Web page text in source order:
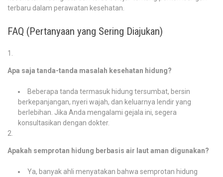
terbaru dalam perawatan kesehatan.
FAQ (Pertanyaan yang Sering Diajukan)
Apa saja tanda-tanda masalah kesehatan hidung?
Beberapa tanda termasuk hidung tersumbat, bersin
berkepanjangan, nyeri wajah, dan keluarnya lendir yang
berlebihan. Jika Anda mengalami gejala ini, segera
konsultasikan dengan dokter.
Apakah semprotan hidung berbasis air laut aman digunakan?
Ya, banyak ahli menyatakan bahwa semprotan hidung